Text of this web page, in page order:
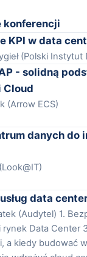
konferencji
KPI w data
(Polski Instytut
- solidną
Cloud
(Arrow ECS)
danych do
data
(Audytel) 1.
rynek Data Center
a kiedy budować